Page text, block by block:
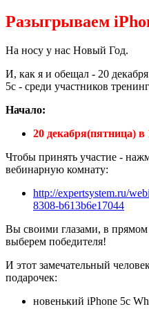
Разыгрываем
На носу у нас Новый Год.
И, как я и обещал - 20
5c - среди участников
Начало:
20 декабря(пятница) в
Чтобы принять участие -
вебинарную комнату:
http://expertsystem.ru/
8308-b613b6e17044
Вы своими глазами, в
выберем победителя!
И этот замечательный
подарочек:
новенький iPhone 5c